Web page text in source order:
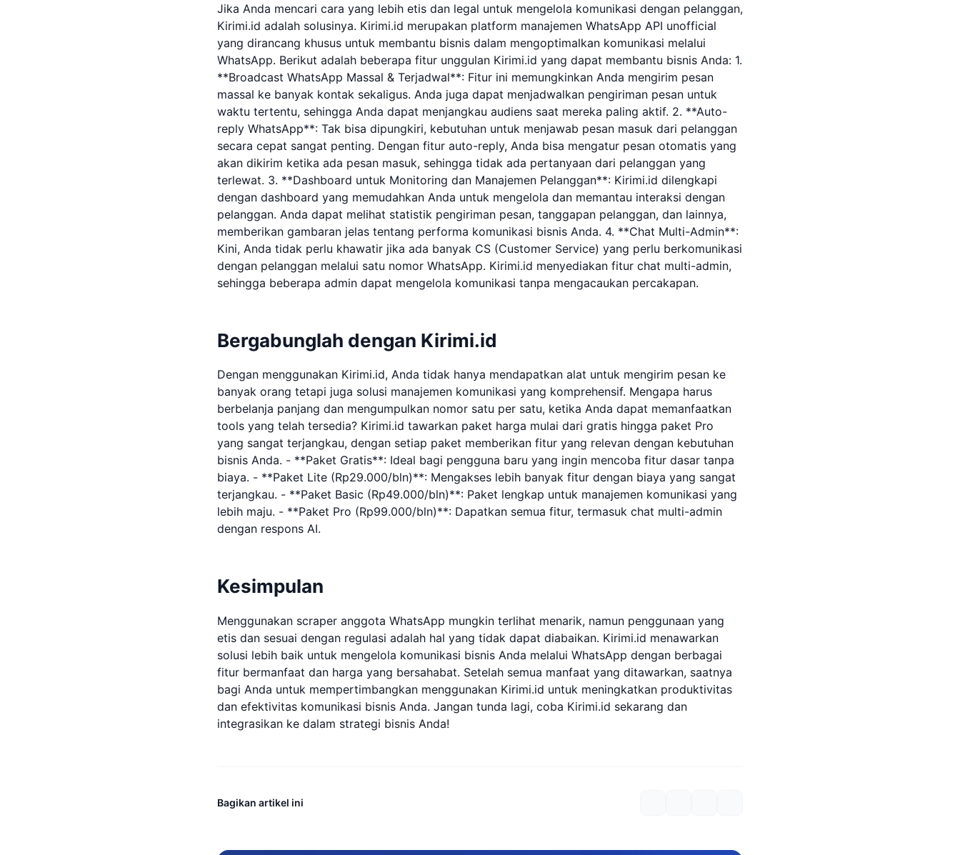
Jika Anda mencari cara yang lebih etis dan legal untuk mengelola komunikasi dengan pelanggan,
Kirimi.id adalah solusinya. Kirimi.id merupakan platform manajemen WhatsApp API unofficial
yang dirancang khusus untuk membantu bisnis dalam mengoptimalkan komunikasi melalui
WhatsApp. Berikut adalah beberapa fitur unggulan Kirimi.id yang dapat membantu bisnis Anda: 1.
**Broadcast WhatsApp Massal & Terjadwal**: Fitur ini memungkinkan Anda mengirim pesan
massal ke banyak kontak sekaligus. Anda juga dapat menjadwalkan pengiriman pesan untuk
waktu tertentu, sehingga Anda dapat menjangkau audiens saat mereka paling aktif. 2. **Auto-
reply WhatsApp**: Tak bisa dipungkiri, kebutuhan untuk menjawab pesan masuk dari pelanggan
secara cepat sangat penting. Dengan fitur auto-reply, Anda bisa mengatur pesan otomatis yang
akan dikirim ketika ada pesan masuk, sehingga tidak ada pertanyaan dari pelanggan yang
terlewat. 3. **Dashboard untuk Monitoring dan Manajemen Pelanggan**: Kirimi.id dilengkapi
dengan dashboard yang memudahkan Anda untuk mengelola dan memantau interaksi dengan
pelanggan. Anda dapat melihat statistik pengiriman pesan, tanggapan pelanggan, dan lainnya,
memberikan gambaran jelas tentang performa komunikasi bisnis Anda. 4. **Chat Multi-Admin**:
Kini, Anda tidak perlu khawatir jika ada banyak CS (Customer Service) yang perlu berkomunikasi
dengan pelanggan melalui satu nomor WhatsApp. Kirimi.id menyediakan fitur chat multi-admin,
sehingga beberapa admin dapat mengelola komunikasi tanpa mengacaukan percakapan.
Bergabunglah dengan Kirimi.id
Dengan menggunakan Kirimi.id, Anda tidak hanya mendapatkan alat untuk mengirim pesan ke
banyak orang tetapi juga solusi manajemen komunikasi yang komprehensif. Mengapa harus
berbelanja panjang dan mengumpulkan nomor satu per satu, ketika Anda dapat memanfaatkan
tools yang telah tersedia? Kirimi.id tawarkan paket harga mulai dari gratis hingga paket Pro
yang sangat terjangkau, dengan setiap paket memberikan fitur yang relevan dengan kebutuhan
bisnis Anda. - **Paket Gratis**: Ideal bagi pengguna baru yang ingin mencoba fitur dasar tanpa
biaya. - **Paket Lite (Rp29.000/bln)**: Mengakses lebih banyak fitur dengan biaya yang sangat
terjangkau. - **Paket Basic (Rp49.000/bln)**: Paket lengkap untuk manajemen komunikasi yang
lebih maju. - **Paket Pro (Rp99.000/bln)**: Dapatkan semua fitur, termasuk chat multi-admin
dengan respons AI.
Kesimpulan
Menggunakan scraper anggota WhatsApp mungkin terlihat menarik, namun penggunaan yang
etis dan sesuai dengan regulasi adalah hal yang tidak dapat diabaikan. Kirimi.id menawarkan
solusi lebih baik untuk mengelola komunikasi bisnis Anda melalui WhatsApp dengan berbagai
fitur bermanfaat dan harga yang bersahabat. Setelah semua manfaat yang ditawarkan, saatnya
bagi Anda untuk mempertimbangkan menggunakan Kirimi.id untuk meningkatkan produktivitas
dan efektivitas komunikasi bisnis Anda. Jangan tunda lagi, coba Kirimi.id sekarang dan
integrasikan ke dalam strategi bisnis Anda!
Bagikan artikel ini